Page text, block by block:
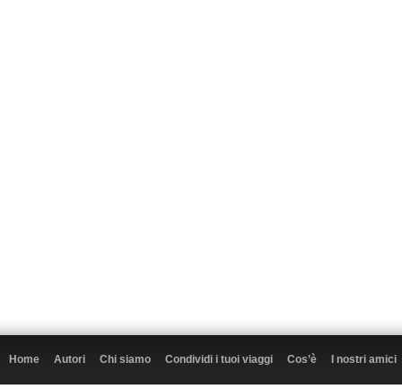
Home Autori Chi siamo Condividi i tuoi viaggi Cos’è I nostri amici